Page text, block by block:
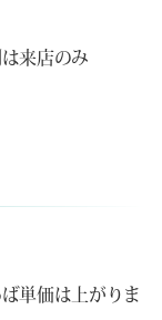
来店のみ
単価は上がりま